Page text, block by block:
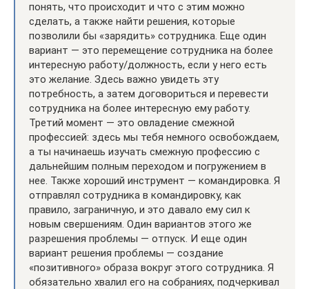
понять, что происходит и что с этим можно
сделать, а также найти решения, которые
позволили бы «зарядить» сотрудника. Еще один
вариант — это перемещение сотрудника на более
интересную работу/должность, если у него есть
это желание. Здесь важно увидеть эту
потребность, а затем договориться и перевести
сотрудника на более интересную ему работу.
Третий момент — это овладение смежной
профессией: здесь мы тебя немного освобождаем,
а ты начинаешь изучать смежную профессию с
дальнейшим полным переходом и погружением в
нее. Также хороший инструмент — командировка. Я
отправлял сотрудника в командировку, как
правило, заграничную, и это давало ему сил к
новым свершениям. Один вариантов этого же
разрешения проблемы — отпуск. И еще один
вариант решения проблемы — создание
«позитивного» образа вокруг этого сотрудника. Я
обязательно хвалил его на собраниях, подчеркивал